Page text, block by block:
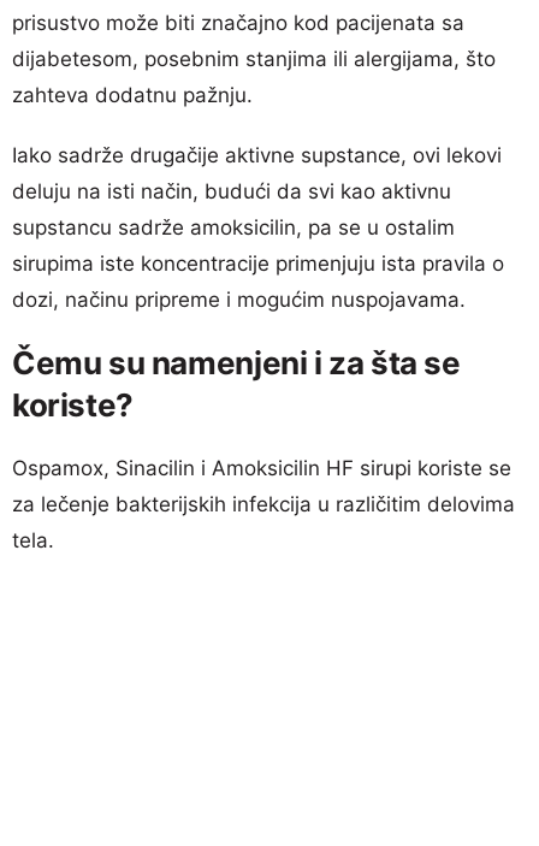
prisustvo može biti značajno kod pacijenata sa
dijabetesom, posebnim stanjima ili alergijama, što
zahteva dodatnu pažnju.
Iako sadrže drugačije aktivne supstance, ovi lekovi
deluju na isti način, budući da svi kao aktivnu
supstancu sadrže amoksicilin, pa se u ostalim
sirupima iste koncentracije primenjuju ista pravila o
dozi, načinu pripreme i mogućim nuspojavama.
Čemu su namenjeni i za šta se
koriste?
Ospamox, Sinacilin i Amoksicilin HF sirupi koriste se
za lečenje bakterijskih infekcija u različitim delovima
tela.